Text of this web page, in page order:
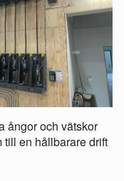
ångor och vätskor
till en hållbarare drift